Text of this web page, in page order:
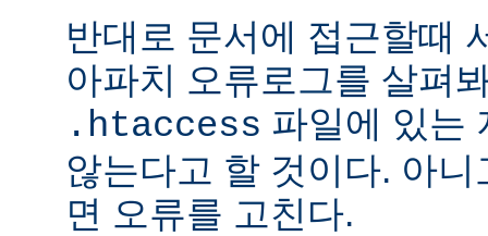
반대로 문서에 접근할때
아파치 오류로그를 살펴
.htaccess 파일에 있는
않는다고 할 것이다. 아
면 오류를 고친다.